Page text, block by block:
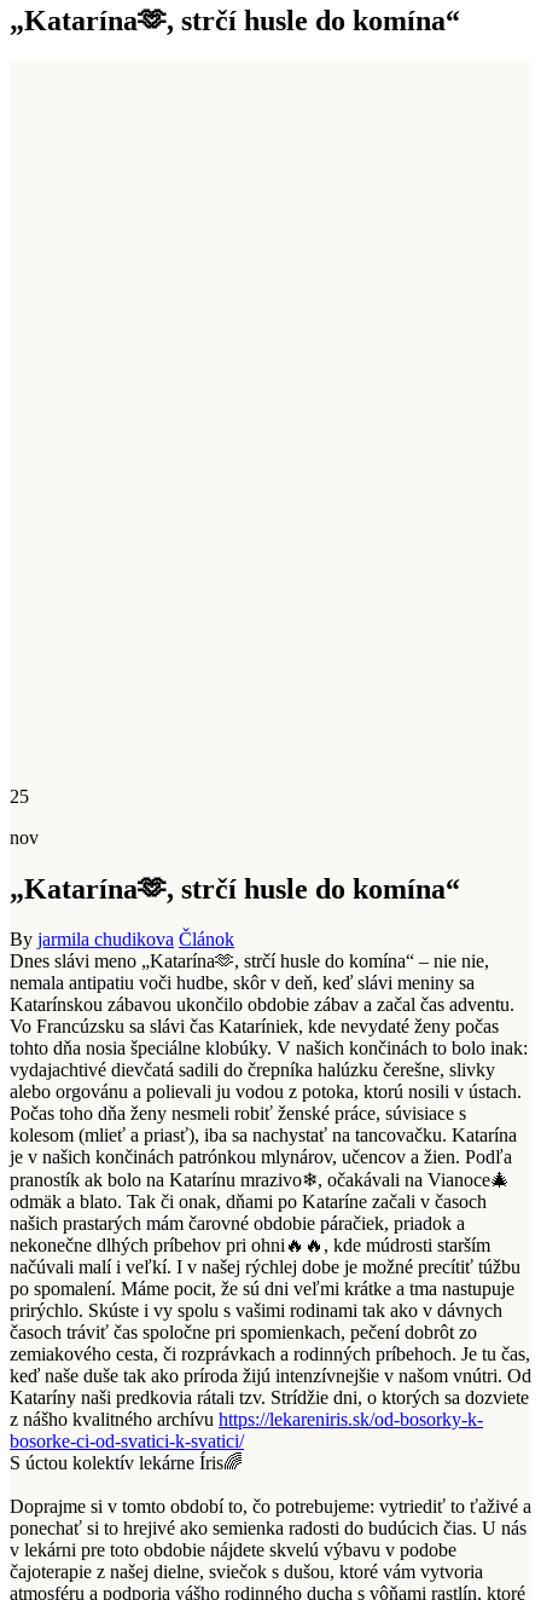
„Katarína🫶, strčí husle do komína“
25
nov
„Katarína🫶, strčí husle do komína“
By jarmila chudikova Článok
Dnes slávi meno „Katarína🫶, strčí husle do komína“ – nie nie,
nemala antipatiu voči hudbe, skôr v deň, keď slávi meniny sa
Katarínskou zábavou ukončilo obdobie zábav a začal čas adventu.
Vo Francúzsku sa slávi čas Kataríniek, kde nevydaté ženy počas
tohto dňa nosia špeciálne klobúky. V našich končinách to bolo inak:
vydajachtivé dievčatá sadili do črepníka halúzku čerešne, slivky
alebo orgovánu a polievali ju vodou z potoka, ktorú nosili v ústach.
Počas toho dňa ženy nesmeli robiť ženské práce, súvisiace s
kolesom (mlieť a priasť), iba sa nachystať na tancovačku. Katarína
je v našich končinách patrónkou mlynárov, učencov a žien. Podľa
pranostík ak bolo na Katarínu mrazivo❄, očakávali na Vianoce🎄
odmäk a blato. Tak či onak, dňami po Kataríne začali v časoch
našich prastarých mám čarovné obdobie páračiek, priadok a
nekonečne dlhých príbehov pri ohni🔥🔥, kde múdrosti starším
načúvali malí i veľkí. I v našej rýchlej dobe je možné precítiť túžbu
po spomalení. Máme pocit, že sú dni veľmi krátke a tma nastupuje
prirýchlo. Skúste i vy spolu s vašimi rodinami tak ako v dávnych
časoch tráviť čas spoločne pri spomienkach, pečení dobrôt zo
zemiakového cesta, či rozprávkach a rodinných príbehoch. Je tu čas,
keď naše duše tak ako príroda žijú intenzívnejšie v našom vnútri. Od
Kataríny naši predkovia rátali tzv. Strídžie dni, o ktorých sa dozviete
z nášho kvalitného archívu https://lekareniris.sk/od-bosorky-k-
bosorke-ci-od-svatici-k-svatici/
S úctou kolektív lekárne Íris🌈
Doprajme si v tomto období to, čo potrebujeme: vytriediť to ťaživé a
ponechať si to hrejivé ako semienka radosti do budúcich čias. U nás
v lekárni pre toto obdobie nájdete skvelú výbavu v podobe
čajoterapie z našej dielne, sviečok s dušou, ktoré vám vytvoria
atmosféru a podporia vášho rodinného ducha s vôňami rastlín, ktoré